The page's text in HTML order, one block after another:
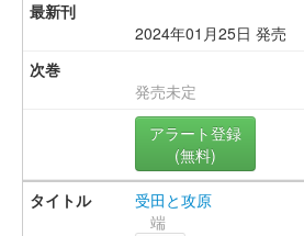
2024年01月25日 発売
発売未定
アラート登録
(無料)
受田と攻原
端